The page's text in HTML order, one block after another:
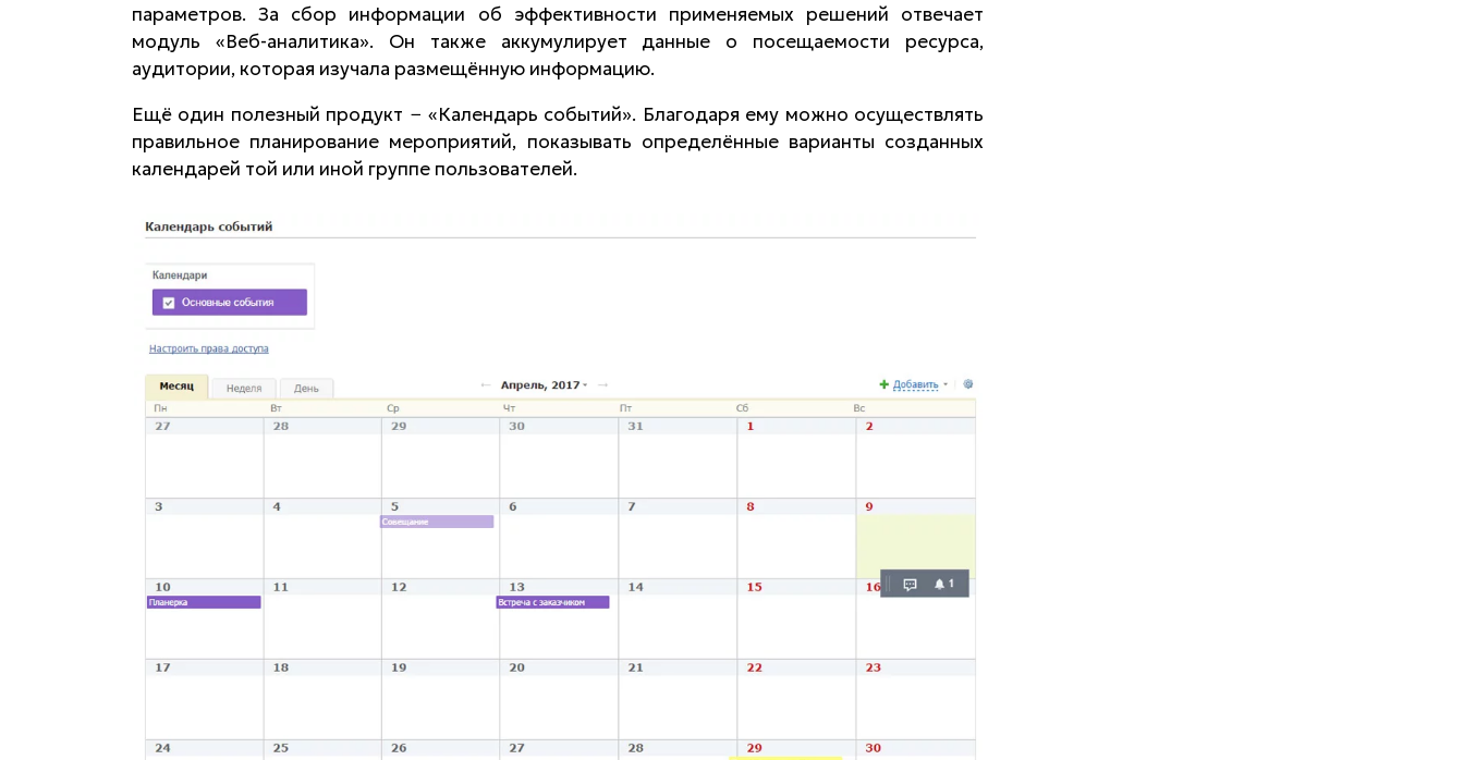
параметров. За сбор информации об эффективности применяемых решений отвечает
модуль «Веб-аналитика». Он также аккумулирует данные о посещаемости ресурса,
аудитории, которая изучала размещённую информацию.
Ещё один полезный продукт − «Календарь событий». Благодаря ему можно осуществлять
правильное планирование мероприятий, показывать определённые варианты созданных
календарей той или иной группе пользователей.